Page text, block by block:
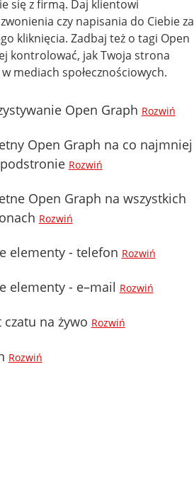
się z firmą. Daj klientowi
czy napisania do Ciebie za
kliknięcia. Zadbaj też o tagi Open
kontrolować, jak Twoja strona
mediach społecznościowych.
Open Graph Rozwiń
Open Graph na co najmniej
Rozwiń
Open Graph na wszystkich
Rozwiń
elementy - telefon Rozwiń
elementy - e–mail Rozwiń
czatu na żywo Rozwiń
Rozwiń